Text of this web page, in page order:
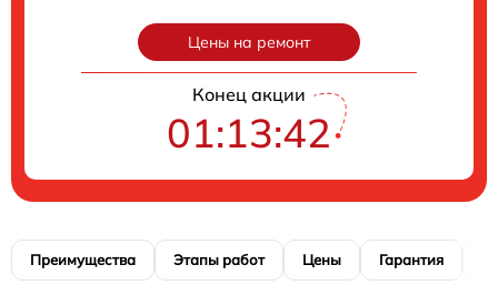
Цены на ремонт
Конец акции
01:13:41
Преимущества Этапы работ Цены Гарантия